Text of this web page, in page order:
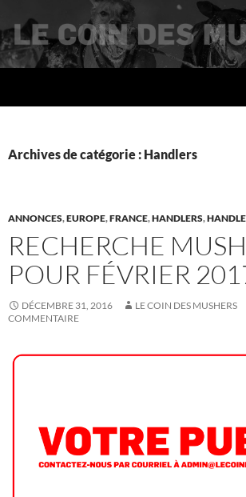
Archives de catégorie : Handlers
ANNONCES,EUROPE,FRANCE,HANDLERS,
RECHERCHE
POUR FÉVRIER
DÉCEMBRE 31, 2016 LE COIN DES MUSHERS
COMMENTAIRE